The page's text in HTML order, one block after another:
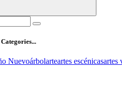
Nuevoárbolarteartes escénicasartes